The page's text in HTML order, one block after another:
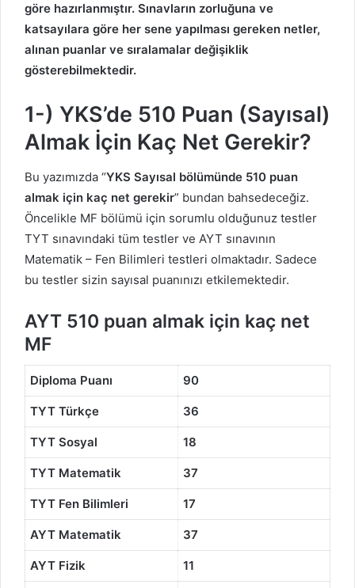
göre hazırlanmıştır. Sınavların zorluğuna ve
katsayılara göre her sene yapılması gereken netler,
alınan puanlar ve sıralamalar değişiklik
gösterebilmektedir.
1-) YKS’de 510 Puan (Sayısal)
Almak İçin Kaç Net Gerekir?
Bu yazımızda “YKS Sayısal bölümünde 510 puan
almak için kaç net gerekir” bundan bahsedeceğiz.
Öncelikle MF bölümü için sorumlu olduğunuz testler
TYT sınavındaki tüm testler ve AYT sınavının
Matematik – Fen Bilimleri testleri olmaktadır. Sadece
bu testler sizin sayısal puanınızı etkilemektedir.
AYT 510 puan almak için kaç net
MF
Diploma Puanı 90
TYT Türkçe 36
TYT Sosyal 18
TYT Matematik 37
TYT Fen Bilimleri 17
AYT Matematik 37
AYT Fizik 11